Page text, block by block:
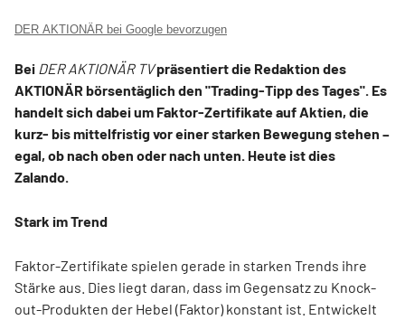
DER AKTIONÄR bei Google bevorzugen
Bei DER AKTIONÄR TVpräsentiert die Redaktion des
AKTIONÄR börsentäglich den "Trading-Tipp des Tages". Es
handelt sich dabei um Faktor-Zertifikate auf Aktien, die
kurz- bis mittelfristig vor einer starken Bewegung stehen –
egal, ob nach oben oder nach unten. Heute ist dies
Zalando.
Stark im Trend
Faktor-Zertifikate spielen gerade in starken Trends ihre
Stärke aus. Dies liegt daran, dass im Gegensatz zu Knock-
out-Produkten der Hebel (Faktor) konstant ist. Entwickelt